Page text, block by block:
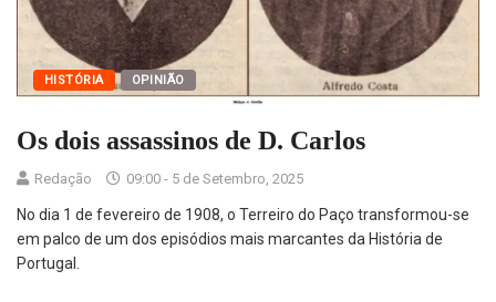
HISTÓRIA OPINIÃO
Os dois assassinos de D. Carlos
Redação 09:00 - 5 de Setembro, 2025
No dia 1 de fevereiro de 1908, o Terreiro do Paço transformou-se
em palco de um dos episódios mais marcantes da História de
Portugal.